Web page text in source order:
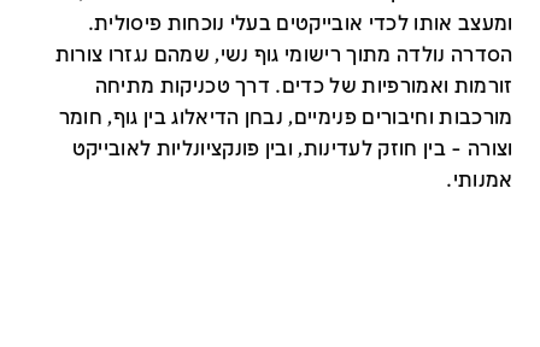
ומעצב אותו לכדי אובייקטים בעלי נוכחות פיסולית.
הסדרה נולדה מתוך רישומי גוף נשי, שמהם נגזרו צורות
זורמות ואמורפיות של כדים. דרך טכניקות מתיחה
מורכבות וחיבורים פנימיים, נבחן הדיאלוג בין גוף, חומר
וצורה - בין חוזק לעדינות, ובין פונקציונליות לאובייקט
אמנותי.